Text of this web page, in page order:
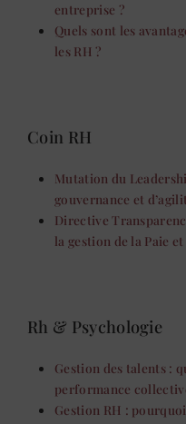
entreprise ?
Quels sont les
les RH ?
Coin RH
Mutation du
gouvernance et
Directive
la gestion de la Paie et
Rh & Psychologie
Gestion des talents :
performance
Gestion RH :